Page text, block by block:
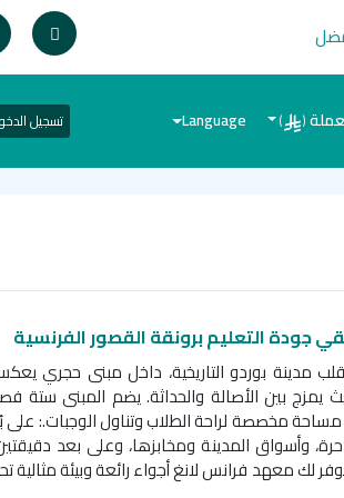
(
)
Language تسجيل
جودة التعليم برونقة القصور الفرنسية
مدينة بوردو التاريخية، داخل مبنى حجري
يمزج بين الأصالة والحداثة. يضم المبنى ستة
مخصصة لراحة الطلاب وتناول الوجبات.
:
وأسواق المدينة ومخابزها، وعلى بعد
لك معهد فرانس لانغ أجواء رائعة وبيئة مثالية